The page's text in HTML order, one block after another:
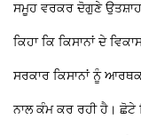
ਸਮੂਹ ਵਰਕਰ ਦੋਗੁਣੇ ਉਤਸ਼ਾਹ
ਕਿਹਾ ਕਿ ਕਿਸਾਨਾਂ ਦੇ
ਸਰਕਾਰ ਕਿਸਾਨਾਂ ਨੂੰ
ਨਾਲ ਕੰਮ ਕਰ ਰਹੀ ਹੈ। ਛੋਟੇ